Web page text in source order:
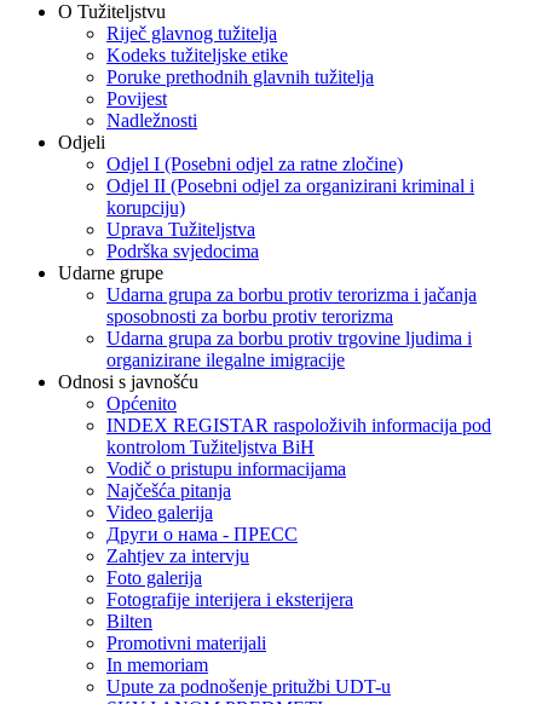
O Tužiteljstvu
Riječ glavnog tužitelja
Kodeks tužiteljske etike
Poruke prethodnih glavnih tužitelja
Povijest
Nadležnosti
Odjeli
Odjel I (Posebni odjel za ratne zločine)
Odjel II (Posebni odjel za organizirani kriminal i
korupciju)
Uprava Tužiteljstva
Podrška svjedocima
Udarne grupe
Udarna grupa za borbu protiv terorizma i jačanja
sposobnosti za borbu protiv terorizma
Udarna grupa za borbu protiv trgovine ljudima i
organizirane ilegalne imigracije
Odnosi s javnošću
Općenito
INDEX REGISTAR raspoloživih informacija pod
kontrolom Tužiteljstva BiH
Vodič o pristupu informacijama
Najčešća pitanja
Video galerija
Други о нама - ПРЕСC
Zahtjev za intervju
Foto galerija
Fotografije interijera i eksterijera
Bilten
Promotivni materijali
In memoriam
Upute za podnošenje pritužbi UDT-u